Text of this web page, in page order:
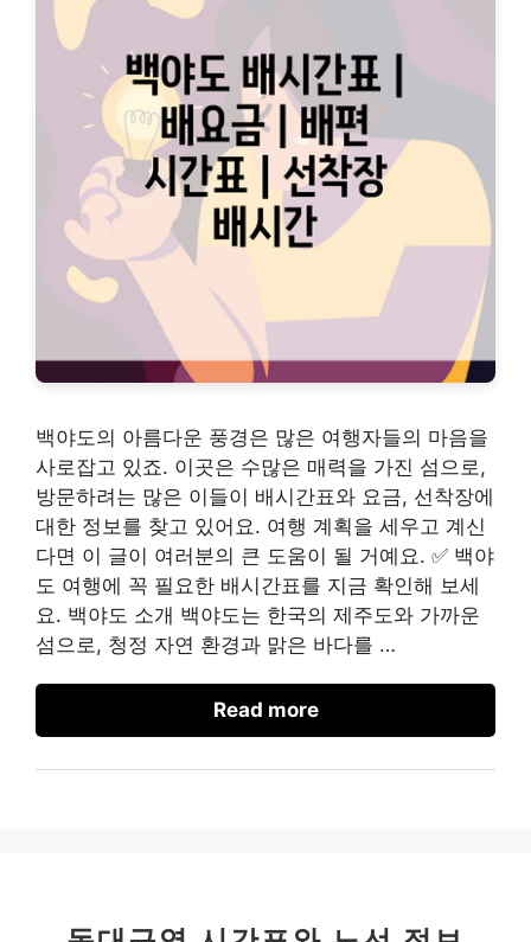
백야도의 아름다운 풍경은 많은 여행자들의 마음을
사로잡고 있죠. 이곳은 수많은 매력을 가진 섬으로,
방문하려는 많은 이들이 배시간표와 요금, 선착장에
대한 정보를 찾고 있어요. 여행 계획을 세우고 계신
다면 이 글이 여러분의 큰 도움이 될 거예요. ✅ 백야
도 여행에 꼭 필요한 배시간표를 지금 확인해 보세
요. 백야도 소개 백야도는 한국의 제주도와 가까운
섬으로, 청정 자연 환경과 맑은 바다를 …
Read more